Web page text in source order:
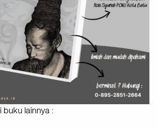
buku lainnya :